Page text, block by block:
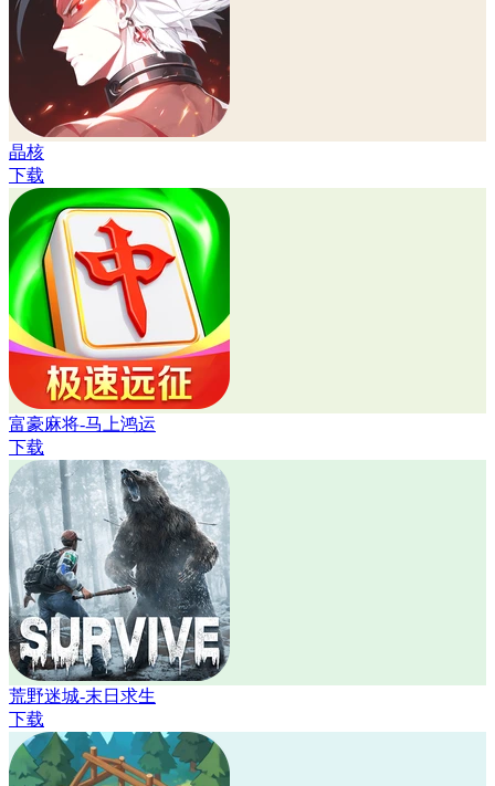
晶核
下载
富豪麻将-马上鸿运
下载
荒野迷城-末日求生
下载